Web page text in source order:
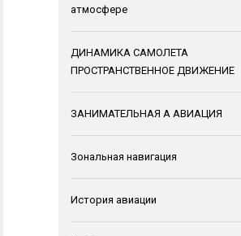
атмосфере
ДИНАМИКА САМОЛЕТА
ПРОСТРАНСТВЕННОЕ ДВИЖЕНИЕ
ЗАНИМАТЕЛЬНАЯ А АВИАЦИЯ
Зональная навигация
История авиации